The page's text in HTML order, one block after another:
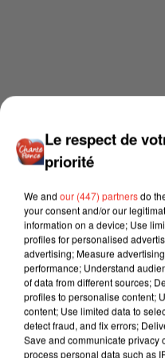
Le respect de
priorité
We and our (447) partnersdo
your consent and/or our
information on a device; Use
profiles for personalised
advertising; Measure
performance; Understand
of data from different sources;
profiles to personalise content;
content; Use limited data to
detect fraud, and fix errors;
Save and communicate privacy
process personal data such as